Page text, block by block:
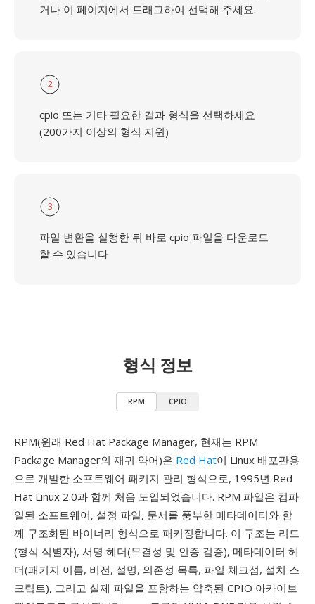
거나 이 페이지에서 드래그하여 선택해 주세요.
2
cpio 또는 기타 필요한 결과 형식을 선택하세요
(200가지 이상의 형식 지원)
3
파일 변환을 실행한 뒤 바로 cpio 파일을 다운로드
할 수 있습니다
형식 정보
RPM CPIO
RPM(원래 Red Hat Package Manager, 현재는 RPM
Package Manager의 재귀 약어)은 Red Hat이 Linux 배포판용
으로 개발한 소프트웨어 패키지 관리 형식으로, 1995년 Red
Hat Linux 2.0과 함께 처음 도입되었습니다. RPM 파일은 컴파
일된 소프트웨어, 설정 파일, 문서를 풍부한 메타데이터와 함
께 구조화된 바이너리 형식으로 패키징합니다. 이 구조는 리드
(형식 식별자), 서명 헤더(무결성 및 인증 검증), 메타데이터 헤
더(패키지 이름, 버전, 설명, 의존성 목록, 파일 체크섬, 설치 스
크립트), 그리고 실제 파일을 포함하는 압축된 CPIO 아카이브